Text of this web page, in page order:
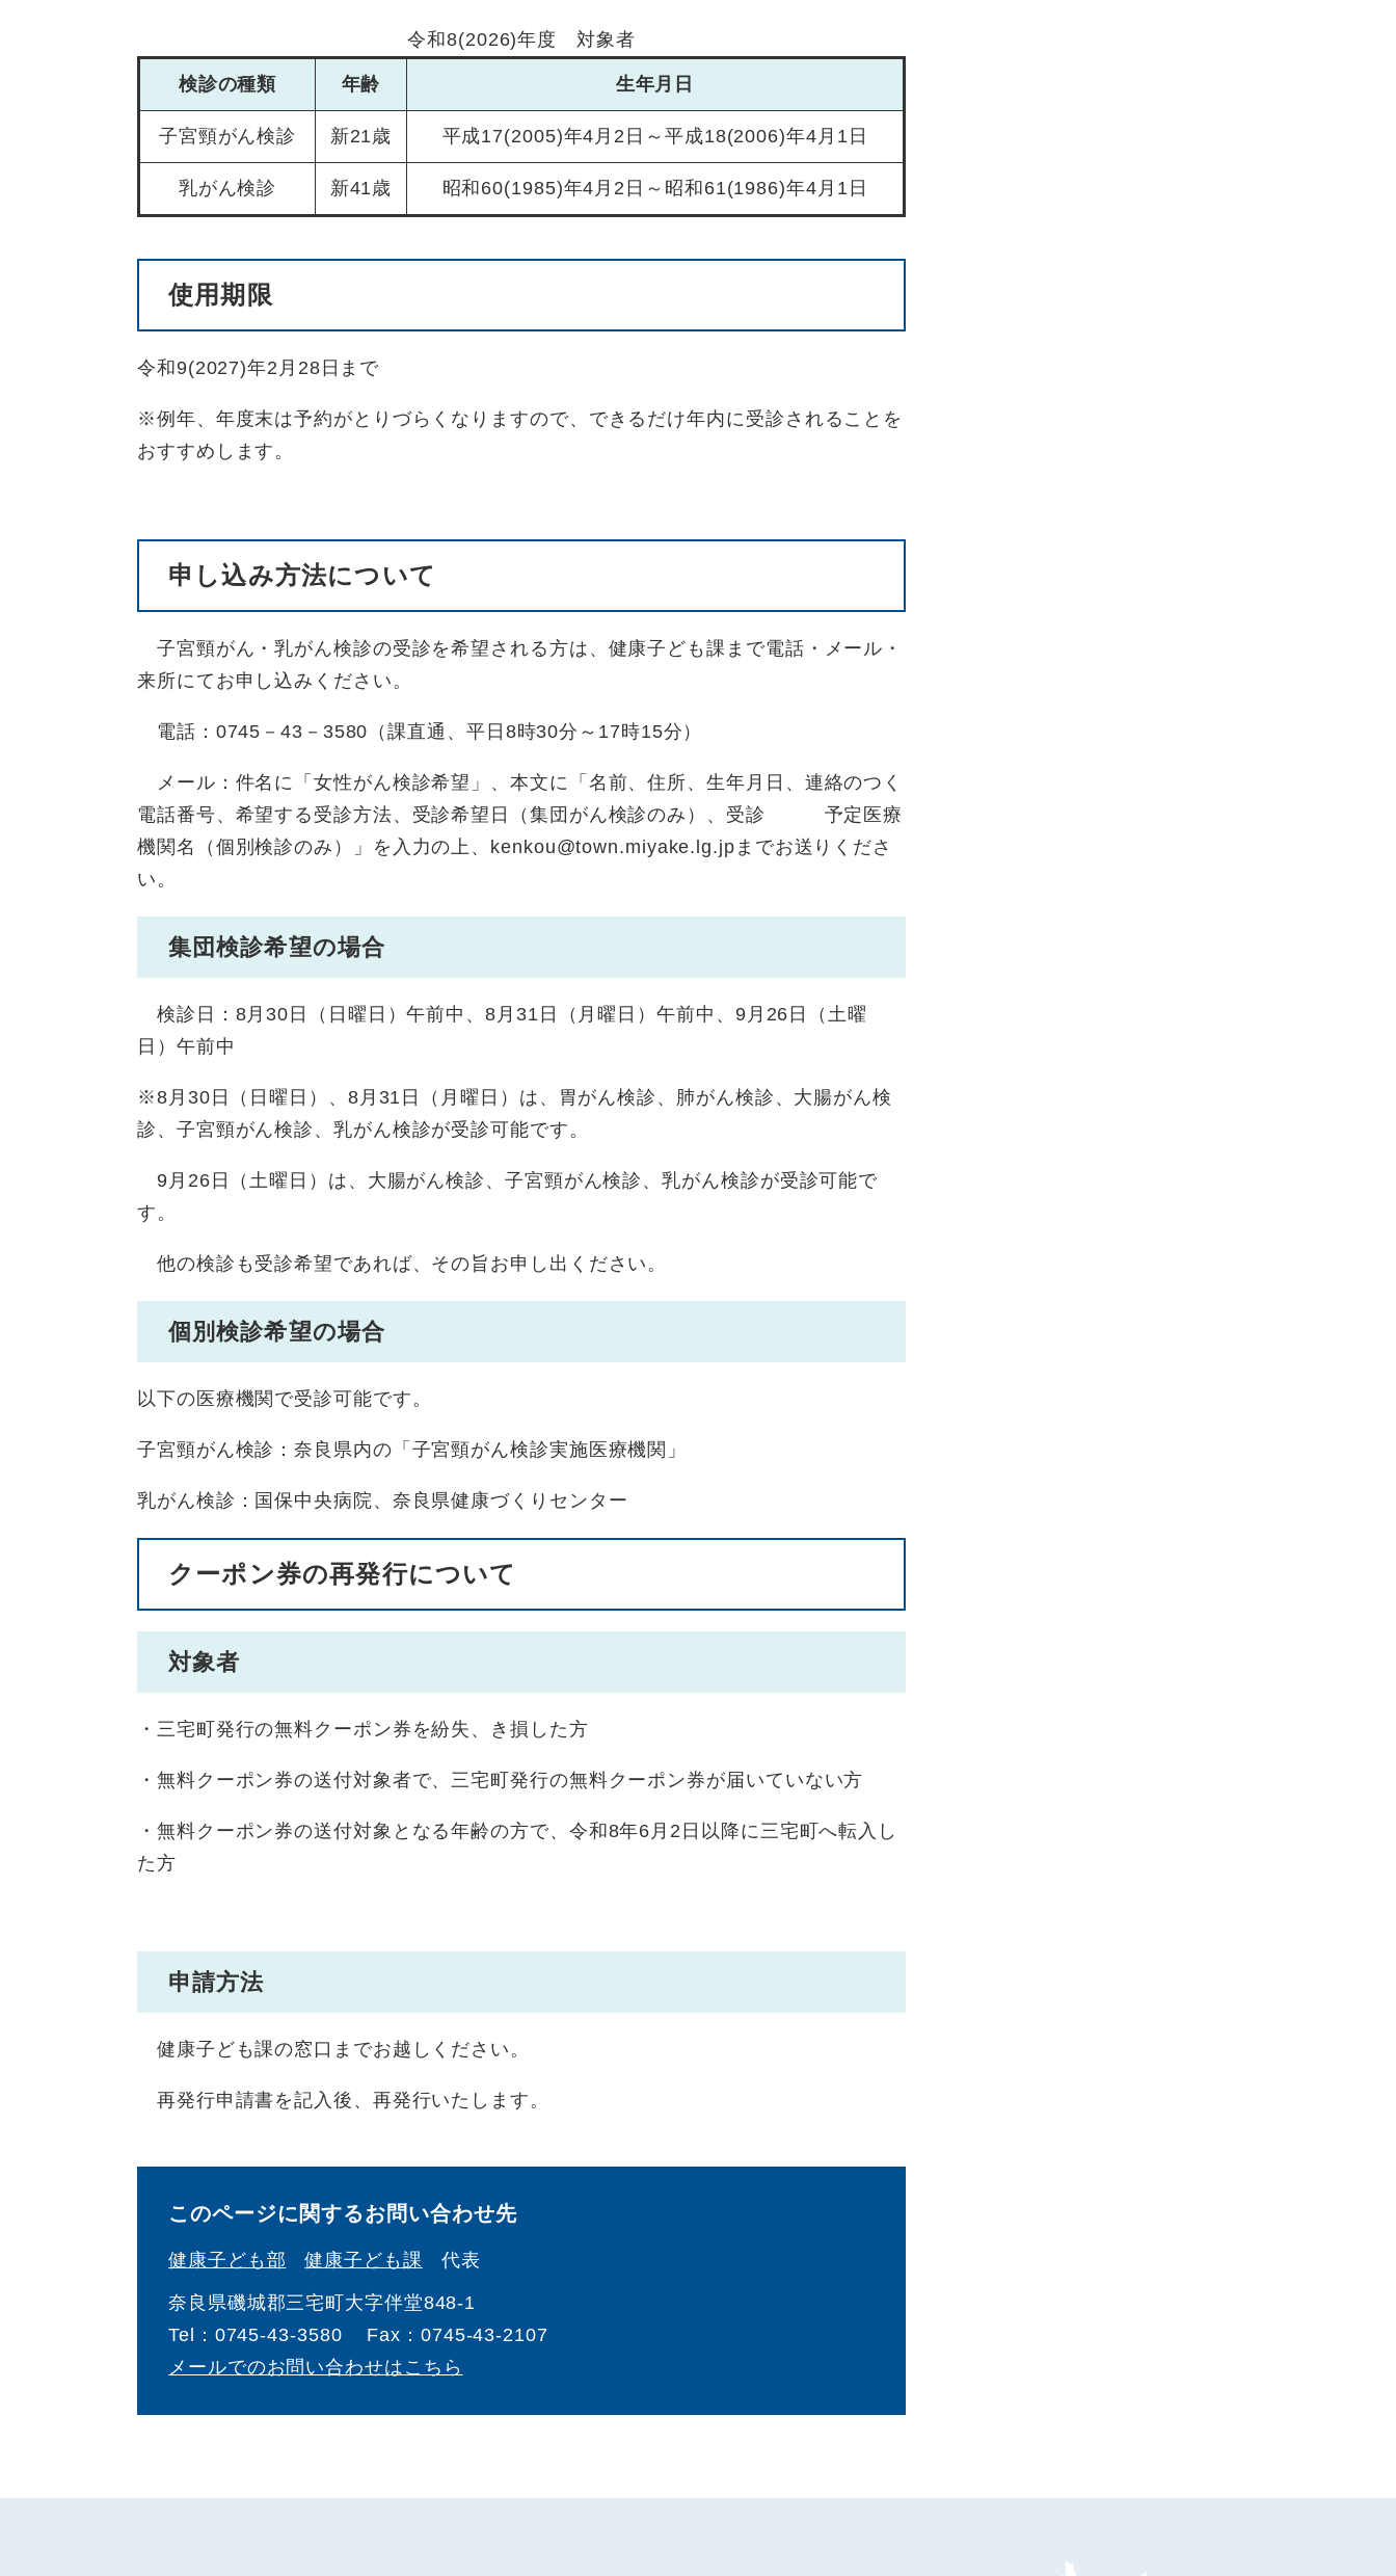
令和8(2026)年度 対象者
検診の種類 年齢 生年月日
子宮頸がん検診 新21歳 平成17(2005)年4月2日～平成18(2006)年4月1日
乳がん検診 新41歳 昭和60(1985)年4月2日～昭和61(1986)年4月1日
使用期限
令和9(2027)年2月28日まで
※例年、年度末は予約がとりづらくなりますので、できるだけ年内に受診されることを
おすすめします。
申し込み方法について
子宮頸がん・乳がん検診の受診を希望される方は、健康子ども課まで電話・メール・
来所にてお申し込みください。
電話：0745－43－3580（課直通、平日8時30分～17時15分）
メール：件名に「女性がん検診希望」、本文に「名前、住所、生年月日、連絡のつく
電話番号、希望する受診方法、受診希望日（集団がん検診のみ）、受診 予定医療
機関名（個別検診のみ）」を入力の上、kenkou@town.miyake.lg.jpまでお送りくださ
い。
集団検診希望の場合
検診日：8月30日（日曜日）午前中、8月31日（月曜日）午前中、9月26日（土曜
日）午前中
※8月30日（日曜日）、8月31日（月曜日）は、胃がん検診、肺がん検診、大腸がん検
診、子宮頸がん検診、乳がん検診が受診可能です。
9月26日（土曜日）は、大腸がん検診、子宮頸がん検診、乳がん検診が受診可能で
す。
他の検診も受診希望であれば、その旨お申し出ください。
個別検診希望の場合
以下の医療機関で受診可能です。
子宮頸がん検診：奈良県内の「子宮頸がん検診実施医療機関」
乳がん検診：国保中央病院、奈良県健康づくりセンター
クーポン券の再発行について
対象者
・三宅町発行の無料クーポン券を紛失、き損した方
・無料クーポン券の送付対象者で、三宅町発行の無料クーポン券が届いていない方
・無料クーポン券の送付対象となる年齢の方で、令和8年6月2日以降に三宅町へ転入し
た方
申請方法
健康子ども課の窓口までお越しください。
再発行申請書を記入後、再発行いたします。
このページに関するお問い合わせ先
健康子ども部 健康子ども課 代表
奈良県磯城郡三宅町大字伴堂848-1
Tel：0745-43-3580
Fax：0745-43-2107
メールでのお問い合わせはこちら